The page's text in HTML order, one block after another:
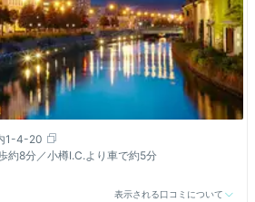
1-4-20
約8分／小樽I.C.より車で約5分
表示される口コミについて